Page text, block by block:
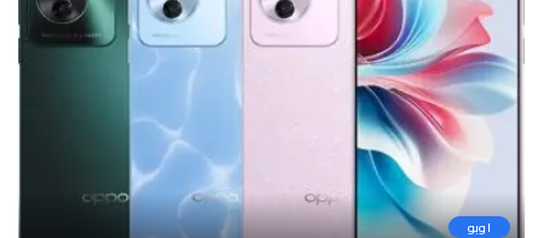
اوبو